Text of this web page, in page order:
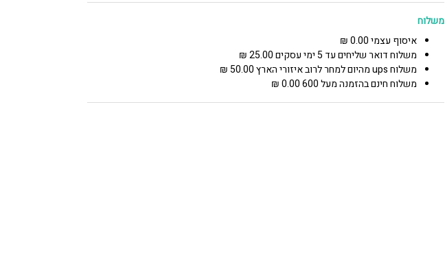
משלוח
איסוף עצמי 0.00 ₪
משלוח דואר שליחים עד 5 ימי עסקים 25.00 ₪
משלוח ups מהיום למחר לרוב איזורי הארץ 50.00 ₪
משלוח חינם בהזמנה מעל 600 0.00 ₪